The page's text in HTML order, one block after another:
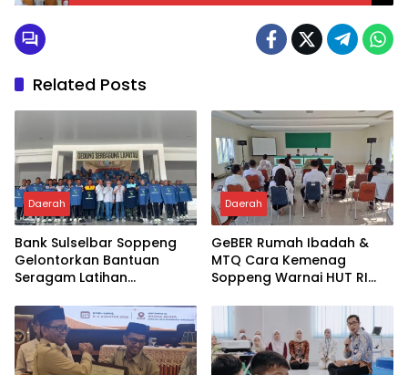
Related Posts
Daerah
Bank Sulselbar Soppeng
Gelontorkan Bantuan
Seragam Latihan
Daerah
GeBER Rumah Ibadah &
MTQ Cara Kemenag
Soppeng Warnai HUT RI